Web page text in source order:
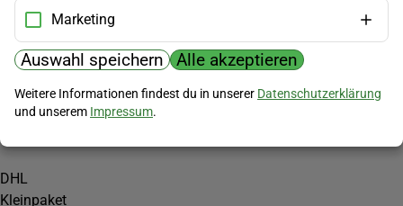
Versandkosten
Zahlungsmöglichkeiten
PayPal
Vorkasse
Versand
DHL
Kleinpaket
Marketing
Auswahl speichern Alle akzeptieren
Weitere Informationen findest du in unserer Datenschutzerklärung
und unserem Impressum.